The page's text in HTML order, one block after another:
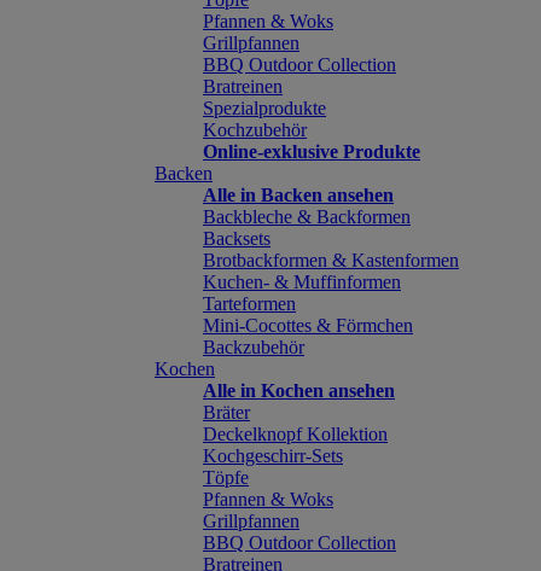
Pfannen & Woks
Grillpfannen
BBQ Outdoor Collection
Bratreinen
Spezialprodukte
Kochzubehör
Online-exklusive Produkte
Backen
Alle in Backen ansehen
Backbleche & Backformen
Backsets
Brotbackformen & Kastenformen
Kuchen- & Muffinformen
Tarteformen
Mini-Cocottes & Förmchen
Backzubehör
Kochen
Alle in Kochen ansehen
Bräter
Deckelknopf Kollektion
Kochgeschirr-Sets
Töpfe
Pfannen & Woks
Grillpfannen
BBQ Outdoor Collection
Bratreinen